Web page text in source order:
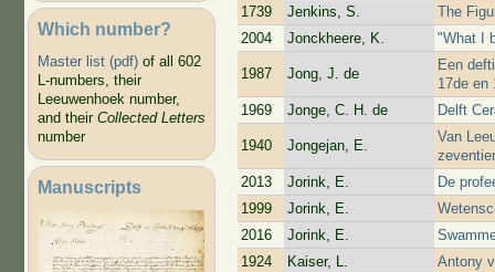
Which number?
Master list (pdf)of all 602
L-numbers, their
Leeuwenhoek number,
and their Collected Letters
number
Manuscripts
1739 Jenkins, S.
The
2004
Jonckheere, K. "What I
1987 Jong, J. de
Een
17de en
1969
Jonge, C. H. de Delft
1940 Jongejan, E.
Van
2013
Jorink, E.
De
1999
Jorink, E.
2016
Jorink, E.
1924
Kaiser, L.
Antony